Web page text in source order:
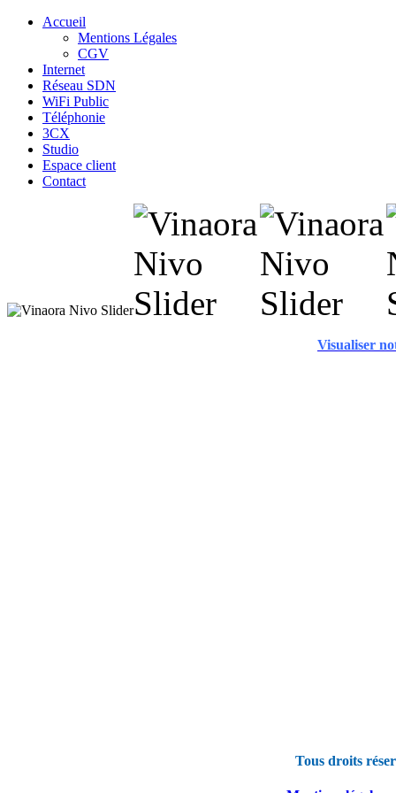
Accueil
Mentions Légales
CGV
Internet
Réseau SDN
WiFi Public
Téléphonie
3CX
Studio
Espace client
Contact
Visualiser
Tous droits